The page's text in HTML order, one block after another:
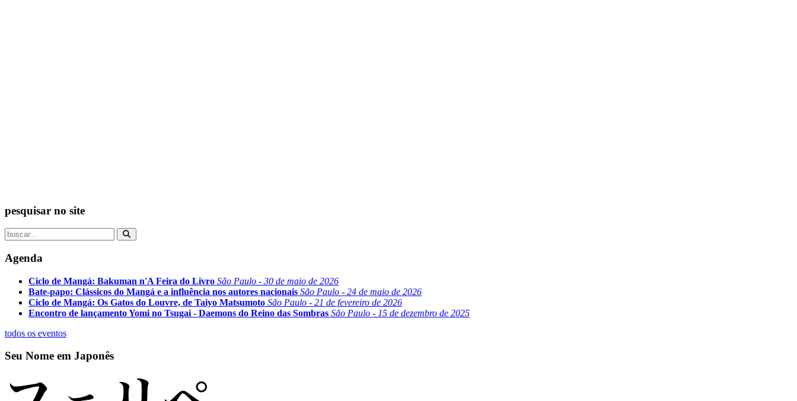
pesquisar no site
Agenda
Ciclo de Mangá: Bakuman n'A Feira do Livro São Paulo - 30 de maio de 2026
Bate-papo: Clássicos do Mangá e a influência nos autores nacionais São Paulo - 24 de maio de 2026
Ciclo de Mangá: Os Gatos do Louvre, de Taiyo Matsumoto São Paulo - 21 de fevereiro de 2026
Encontro de lançamento Yomi no Tsugai - Daemons do Reino das Sombras São Paulo - 15 de dezembro de 2025
todos os eventos
Seu Nome em Japonês